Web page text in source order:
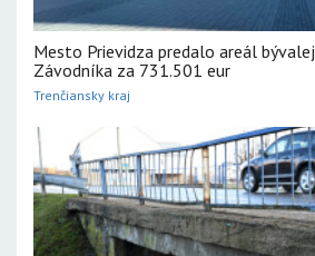
Mesto Prievidza predalo areál
Závodníka za 731.501 eur
Trenčiansky kraj